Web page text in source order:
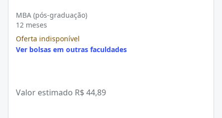
MBA (pós-graduação)
12 meses
Oferta indisponível
Ver bolsas em outras faculdades
Valor estimado R$ 44,89